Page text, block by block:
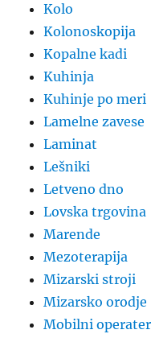
Kolo
Kolonoskopija
Kopalne kadi
Kuhinja
Kuhinje po meri
Lamelne zavese
Laminat
Lešniki
Letveno dno
Lovska trgovina
Marende
Mezoterapija
Mizarski stroji
Mizarsko orodje
Mobilni operater